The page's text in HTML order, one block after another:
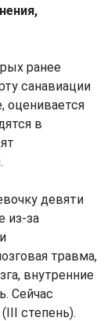
ранее
санавиации
оценивается
в
девяти
из-за
травма,
внутренние
Сейчас
степень).